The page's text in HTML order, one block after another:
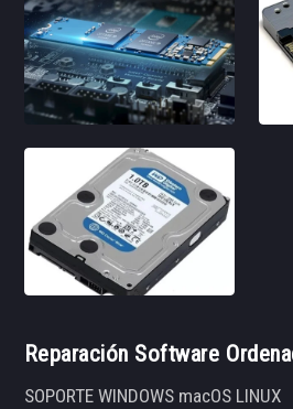
Reparación Software
SOPORTE WINDOWS macOS LINUX